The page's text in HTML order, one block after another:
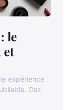
le
et
expérience
Ces